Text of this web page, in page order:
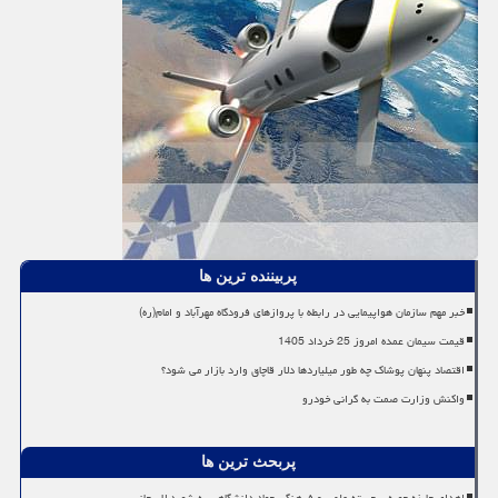
پربیننده ترین ها
خبر مهم سازمان هواپیمایی در رابطه با پروازهای فرودگاه مهرآباد و امام(ره)
قیمت سیمان عمده امروز 25 خرداد 1405
اقتصاد پنهان پوشاک چه طور میلیاردها دلار قاچاق وارد بازار می شود؟
واکنش وزارت صمت به گرانی خودرو
پربحث ترین ها